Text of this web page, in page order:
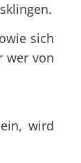
sich
wer von
wird